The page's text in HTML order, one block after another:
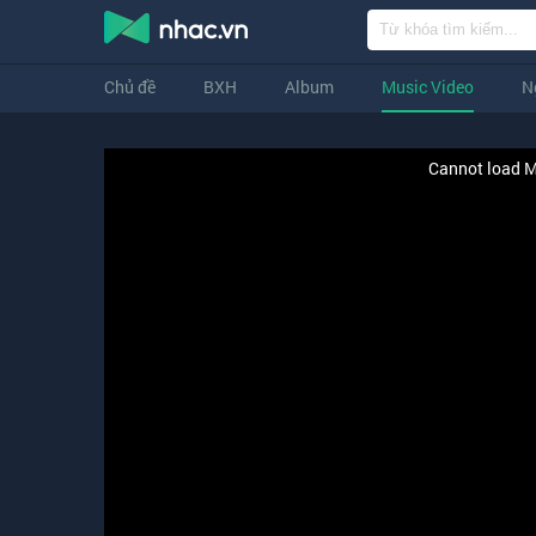
Chủ đề BXH Album Music Video
Cannot load